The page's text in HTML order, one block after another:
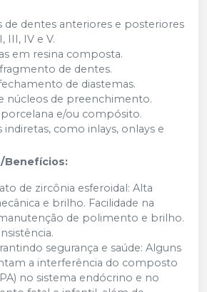
de dentes anteriores e posteriores
III, IV e V.
em resina composta.
de dentes.
de diastemas.
núcleos de preenchimento.
e/ou compósito.
indiretas, como inlays, onlays e
Benefícios:
de zircônia esferoidal: Alta
e brilho. Facilidade na
de polimento e brilho.
segurança e saúde: Alguns
a interferência do composto
no sistema endócrino e no